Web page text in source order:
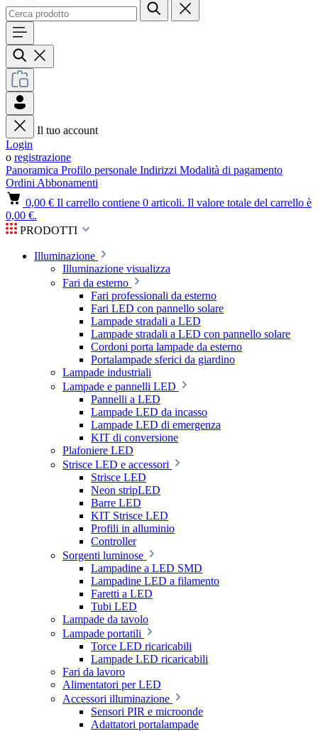
Il tuo account
Login
o registrazione
Panoramica Profilo personale Indirizzi Modalità di pagamento
Ordini Abbonamenti
0,00 € Il carrello contiene 0 articoli. Il valore totale del carrello è
0,00 €.
PRODOTTI
Illuminazione
Illuminazione visualizza
Fari da esterno
Fari professionali da esterno
Fari LED con pannello solare
Lampade stradali a LED
Lampade stradali a LED con pannello solare
Cordoni porta lampade da esterno
Portalampade sferici da giardino
Lampade industriali
Lampade e pannelli LED
Pannelli a LED
Lampade LED da incasso
Lampade LED di emergenza
KIT di conversione
Plafoniere LED
Strisce LED e accessori
Strisce LED
Neon stripLED
Barre LED
KIT Strisce LED
Profili in alluminio
Controller
Sorgenti luminose
Lampadine a LED SMD
Lampadine LED a filamento
Faretti a LED
Tubi LED
Lampade da tavolo
Lampade portatili
Torce LED ricaricabili
Lampade LED ricaricabili
Fari da lavoro
Alimentatori per LED
Accessori illuminazione
Sensori PIR e microonde
Adattatori portalampade